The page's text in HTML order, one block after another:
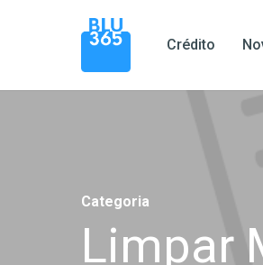
Crédito
Categoria
Limpar